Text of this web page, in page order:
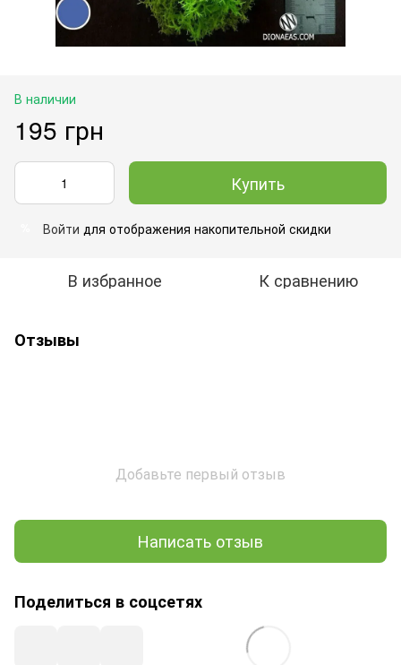
В наличии
195 грн
Купить
Войти для отображения накопительной скидки
В избранное К сравнению
Отзывы
Добавьте первый отзыв
Написать отзыв
Поделиться в соцсетях